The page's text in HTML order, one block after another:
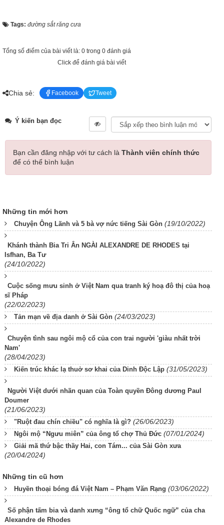
Tags: đường sắt răng cưa
Tổng số điểm của bài viết là: 0 trong 0 đánh giá
Click để đánh giá bài viết
Chia sẻ: Facebook Tweet
Ý kiến bạn đọc
Bạn cần đăng nhập với tư cách là Thành viên chính thức
để có thể bình luận
Những tin mới hơn
Chuyện Ông Lãnh và 5 bà vợ nức tiếng Sài Gòn (19/10/2022)
Khánh thành Bia Tri Ân NGÀI ALEXANDRE DE RHODES tại
Isfhan, Ba Tư
(24/10/2022)
Cuộc sống mưu sinh ở Việt Nam qua tranh ký hoạ đô thị của hoạ
sĩ Pháp
(22/02/2023)
Tản mạn về địa danh ở Sài Gòn (24/03/2023)
Chuyện tình sau ngôi mộ cổ của con trai người 'giàu nhất trời
Nam'
(28/04/2023)
Kiến trúc khác lạ thuở sơ khai của Dinh Độc Lập (31/05/2023)
Người Việt dưới nhãn quan của Toàn quyền Đông dương Paul
Doumer
(21/06/2023)
"Ruột đau chín chiều" có nghĩa là gì? (26/06/2023)
Ngôi mộ “Ngưu miên” của ông tổ chợ Thủ Đức (07/01/2024)
Giải mã thứ bậc thầy Hai, con Tám... của Sài Gòn xưa
(20/04/2024)
Những tin cũ hơn
Huyền thoại bóng đá Việt Nam – Phạm Văn Rạng (03/06/2022)
Số phận tấm bia và danh xưng “ông tổ chữ Quốc ngữ” của cha
Alexandre de Rhodes